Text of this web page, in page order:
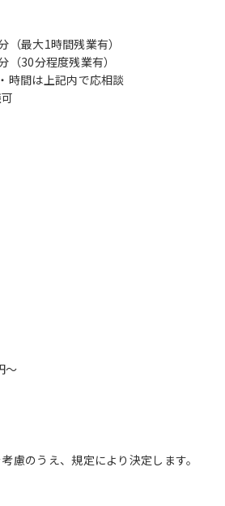
最大1時間残業有）
30分程度残業有）
時間は上記内で応相談
〜
慮のうえ、規定により決定します。